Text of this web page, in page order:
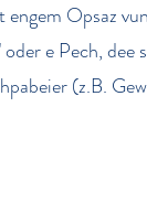
Opsaz
e Pech,
(z.B.